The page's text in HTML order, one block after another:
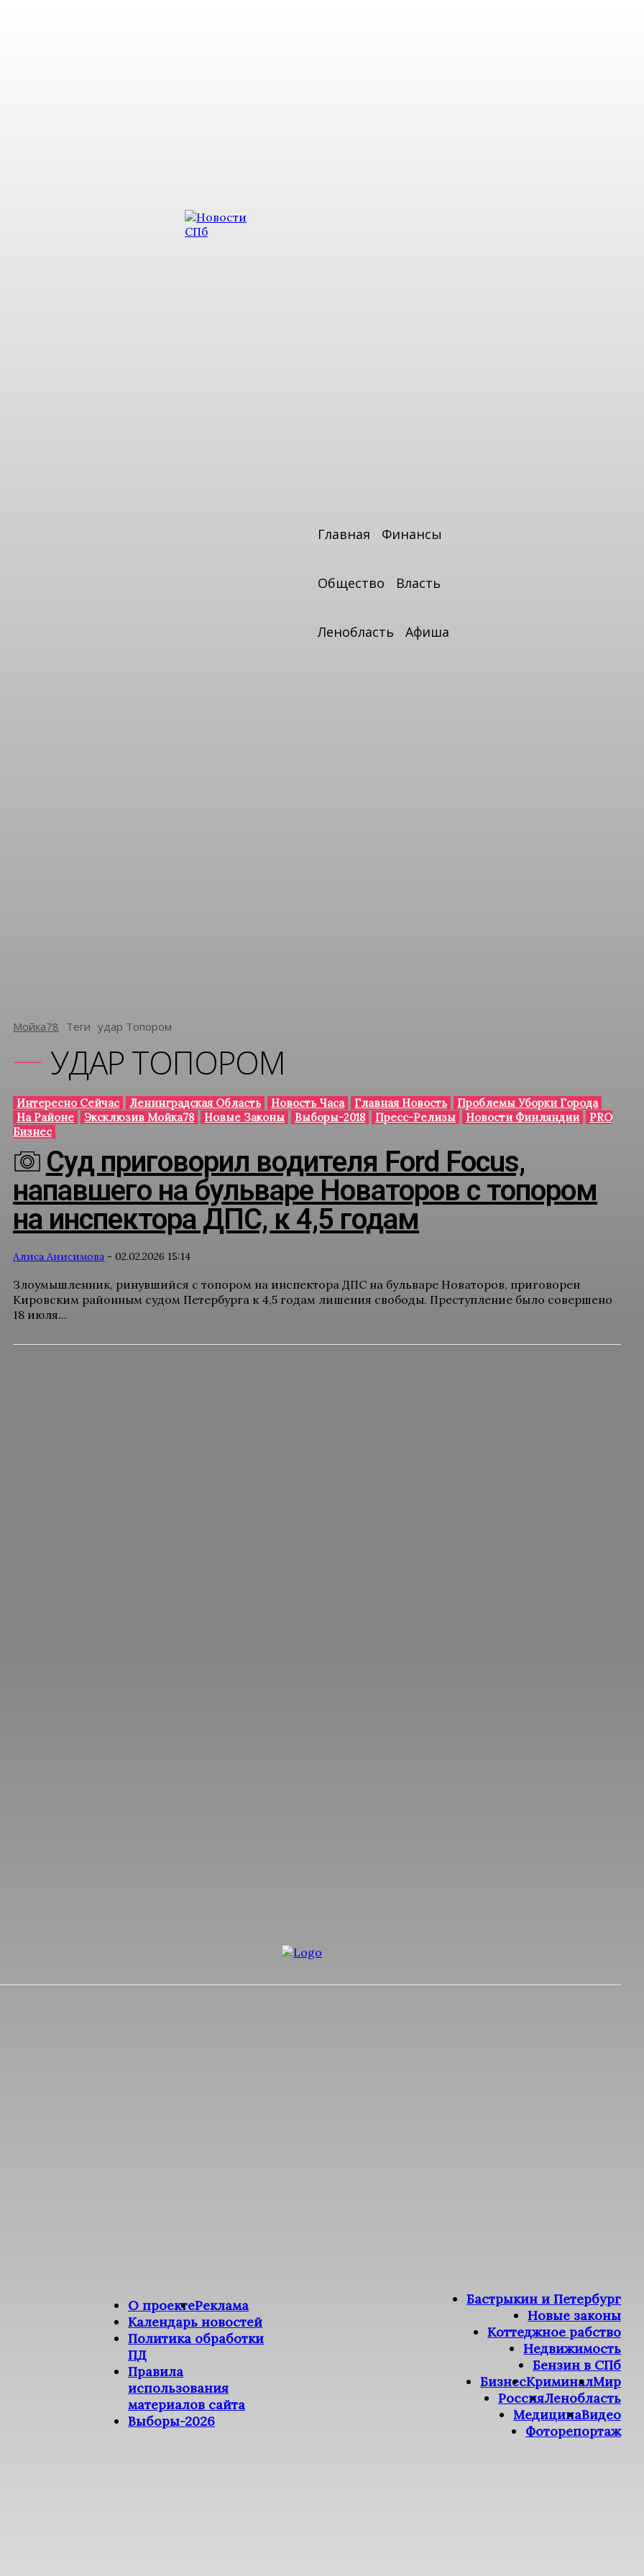
Главная Финансы
Общество Власть
Ленобласть Афиша
Мойка78 Теги Удар Топором
УДАР ТОПОРОМ
Интересно Сейчас Ленинградская Область Новость Часа Главная Новость
Проблемы Уборки Города
На Районе
Эксклюзив Мойка78 Новые Законы Выборы-2018 Пресс-Релизы Новости Финляндии
PRO
Бизнес
Суд приговорил водителя Ford Focus,
напавшего на бульваре Новаторов с топором
на инспектора ДПС, к 4,5 годам
Алиса Анисимова - 02.02.2026 15:14
Злоумышленник, ринувшийся с топором на инспектора ДПС на бульваре Новаторов, приговорен
Кировским районным судом Петербурга к 4,5 годам лишения свободы. Преступление было совершено
18 июля...
О проектеРеклама
Календарь новостей
Политика обработки
ПД
Правила
использования
материалов сайта
Выборы-2026
Бастрыкин и Петербург
Новые законы
Коттеджное рабство
Недвижимость
Бензин в СПб
БизнесКриминалМир
РоссияЛенобласть
МедицинаВидео
Фоторепортаж